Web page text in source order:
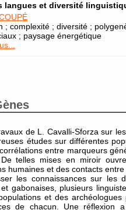
langues et diversité
; complexité ; diversité ;
; paysage énergétique
de L. Cavalli-Sforza sur
études sur différentes
entre marqueurs
telles mises en miroir
humaines et des contacts entre
les connaissances sur les
gabonaises, plusieurs
et des
de chacun. Une réflexion